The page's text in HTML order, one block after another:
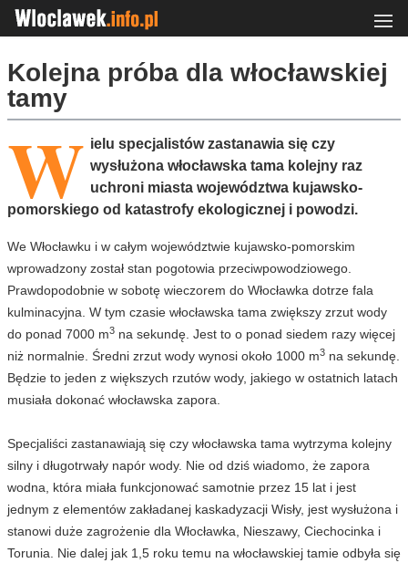
Kolejna próba dla włocławskiej
tamy
W ielu specjalistów zastanawia się czy
wysłużona włocławska tama kolejny raz
uchroni miasta województwa kujawsko-
pomorskiego od katastrofy ekologicznej i powodzi.
We Włocławku i w całym województwie kujawsko-pomorskim
wprowadzony został stan pogotowia przeciwpowodziowego.
Prawdopodobnie w sobotę wieczorem do Włocławka dotrze fala
kulminacyjna. W tym czasie włocławska tama zwiększy zrzut wody
do ponad 7000 m3 na sekundę. Jest to o ponad siedem razy więcej
niż normalnie. Średni zrzut wody wynosi około 1000 m3 na sekundę.
Będzie to jeden z większych rzutów wody, jakiego w ostatnich latach
musiała dokonać włocławska zapora.
Specjaliści zastanawiają się czy włocławska tama wytrzyma kolejny
silny i długotrwały napór wody. Nie od dziś wiadomo, że zapora
wodna, która miała funkcjonować samotnie przez 15 lat i jest
jednym z elementów zakładanej kaskadyzacji Wisły, jest wysłużona i
stanowi duże zagrożenie dla Włocławka, Nieszawy, Ciechocinka i
Torunia. Nie dalej jak 1,5 roku temu na włocławskiej tamie odbyła się